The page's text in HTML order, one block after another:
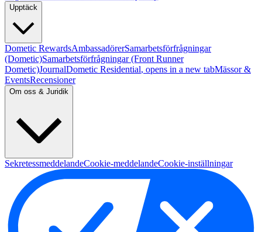
Upptäck
Dometic RewardsAmbassadörerSamarbetsförfrågningar
(Dometic)Samarbetsförfrågningar (Front Runner
Dometic)JournalDometic Residential, opens in a new tabMässor &
EventsRecensioner
Om oss & Juridik
SekretessmeddelandeCookie-meddelandeCookie-inställningar